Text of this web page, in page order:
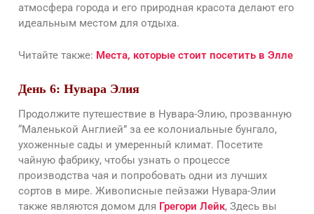
атмосфера города и его природная красота делают его
идеальным местом для отдыха.
Читайте также: Места, которые стоит посетить в Элле
День 6: Нувара Элия
Продолжите путешествие в Нувара-Элию, прозванную
“Маленькой Англией” за ее колониальные бунгало,
ухоженные сады и умеренный климат. Посетите
чайную фабрику, чтобы узнать о процессе
производства чая и попробовать одни из лучших
сортов в мире. Живописные пейзажи Нувара-Элии
также являются домом для Грегори Лейк, Здесь вы